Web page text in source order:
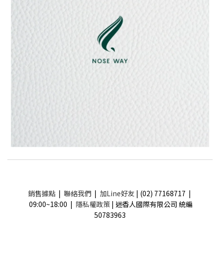
銷售據點| 聯絡我們| 加Line好友 | (02) 77168717 |
09:00~18:00 | 隱私權政策 | 迷香人國際有限公司 統編
50783963